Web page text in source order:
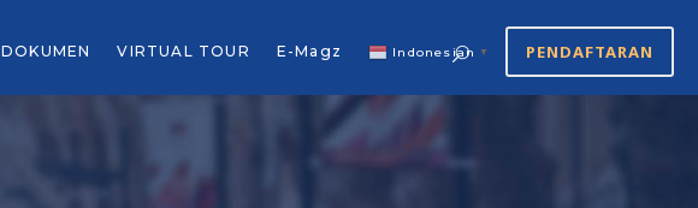
DOKUMEN VIRTUAL TOUR E-Magz Indonesian ▼ PENDAFTARAN